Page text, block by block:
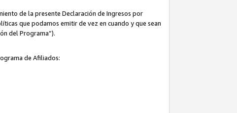
de la presente Declaración de Ingresos por
que podamos emitir de vez en cuando y que sean
del Programa”).
de Afiliados: